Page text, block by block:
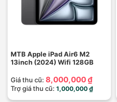
MTB Apple iPad Air6 M2
13inch (2024) Wifi 128GB
Giá thu cũ: 8,000,000 ₫
Trợ giá thu cũ: 1,000,000 ₫